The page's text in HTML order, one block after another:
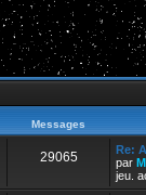
Messages
29065
Re:
par
jeu.